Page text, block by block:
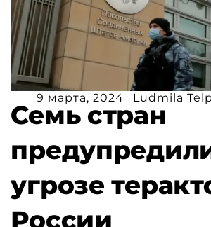
9 марта, 2024 Ludmila
Семь стран
угрозе
России